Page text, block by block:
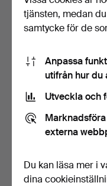
SVEPASK,
monogrammärkt, 1800-
9 dagar
Värdering
Bevaka sökning
tjänsten, medan
samtycke för de
Anpassa
utifrån hur du
Utveckla och
externa
Du kan läsa mer i
dina